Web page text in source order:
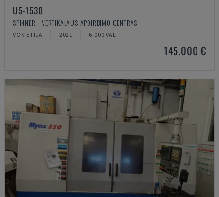
U5-1530
SPINNER - VERTIKALAUS APDIRBIMO CENTRAS
VOKIETIJA 2021 6.000 VAL.
145.000 €